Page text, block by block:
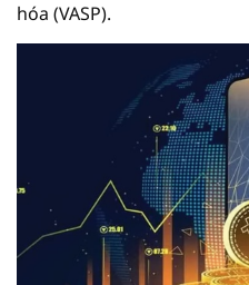
hóa (VASP).